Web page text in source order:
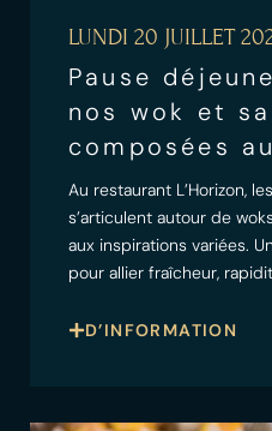
LUNDI 20 JUILLET
Pause
nos wok et
composées
Au restaurant L’Horizon,
s’articulent autour de
aux inspirations variées.
pour allier fraîcheur,
D’INFORMATION